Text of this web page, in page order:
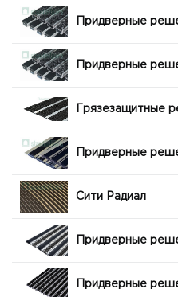
Придверные
Придверные
Грязезащитные
Придверные
Сити Радиал
Придверные
Придверные